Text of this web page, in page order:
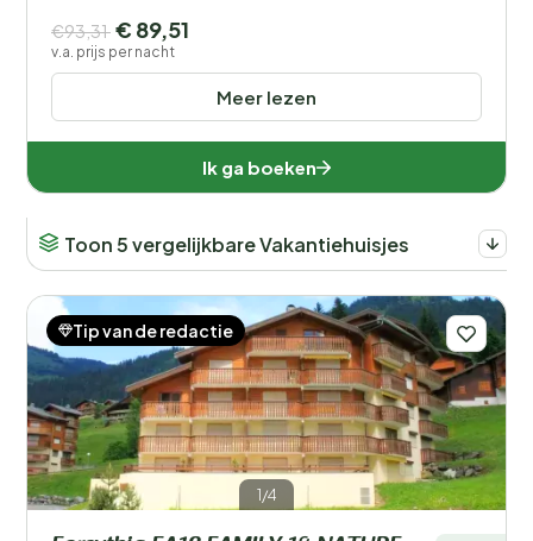
Meer lezen
€93,31 € 89,51
v.a. prijs per nacht
Ik ga boeken
Toon 5 vergelijkbare Vakantiehuisjes
1/4
Tip van de redactie